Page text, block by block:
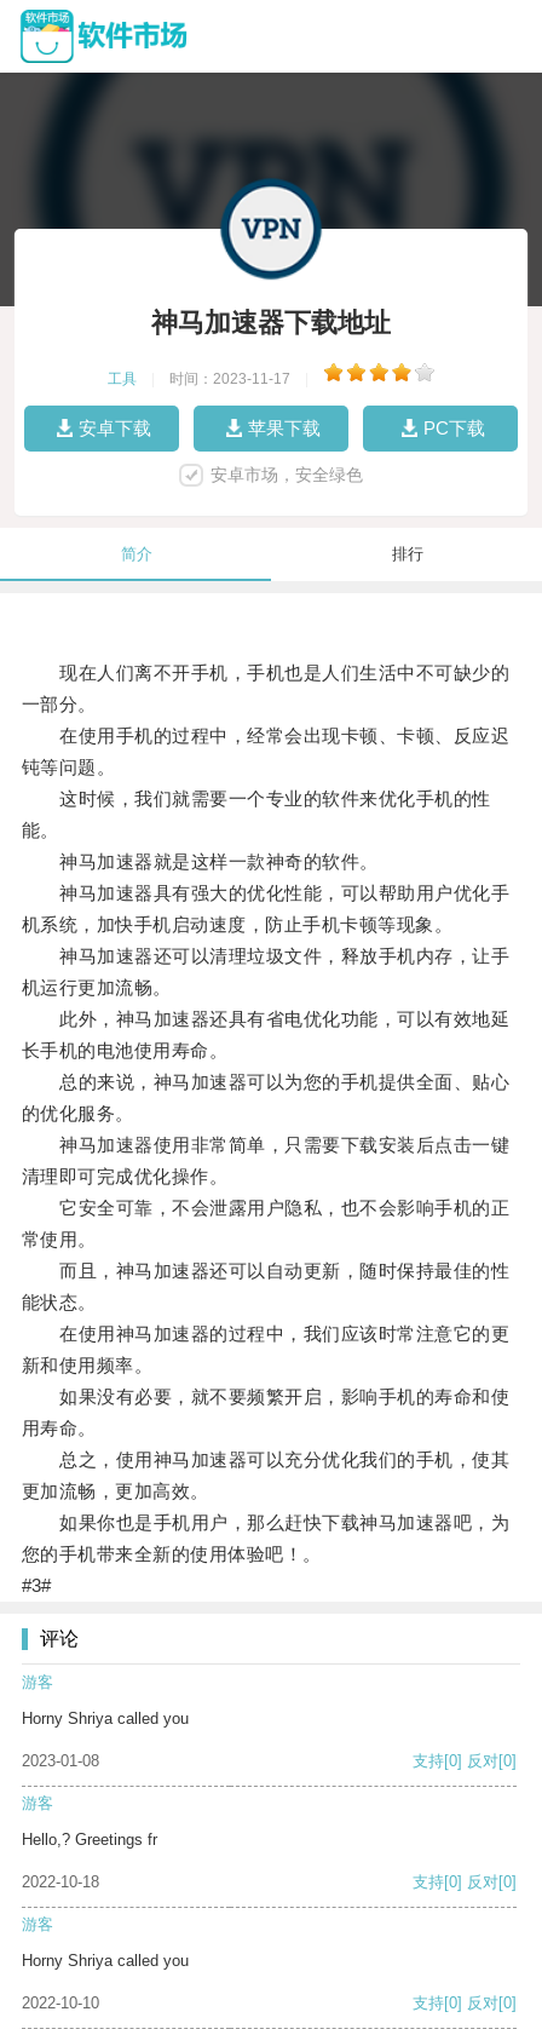
神马加速器下载地址
工具 时间：2023-11-17
安卓下载 苹果下载 PC下载
安卓市场，安全绿色
简介 排行
现在人们离不开手机，手机也是人们生活中不可缺少的
一部分。
在使用手机的过程中，经常会出现卡顿、卡顿、反应迟
钝等问题。
这时候，我们就需要一个专业的软件来优化手机的性
能。
神马加速器就是这样一款神奇的软件。
神马加速器具有强大的优化性能，可以帮助用户优化手
机系统，加快手机启动速度，防止手机卡顿等现象。
神马加速器还可以清理垃圾文件，释放手机内存，让手
机运行更加流畅。
此外，神马加速器还具有省电优化功能，可以有效地延
长手机的电池使用寿命。
总的来说，神马加速器可以为您的手机提供全面、贴心
的优化服务。
神马加速器使用非常简单，只需要下载安装后点击一键
清理即可完成优化操作。
它安全可靠，不会泄露用户隐私，也不会影响手机的正
常使用。
而且，神马加速器还可以自动更新，随时保持最佳的性
能状态。
在使用神马加速器的过程中，我们应该时常注意它的更
新和使用频率。
如果没有必要，就不要频繁开启，影响手机的寿命和使
用寿命。
总之，使用神马加速器可以充分优化我们的手机，使其
更加流畅，更加高效。
如果你也是手机用户，那么赶快下载神马加速器吧，为
您的手机带来全新的使用体验吧！。
#3#
评论
游客
Horny Shriya called you
2023-01-08 支持[0] 反对[0]
游客
Hello,? Greetings fr
2022-10-18 支持[0] 反对[0]
游客
Horny Shriya called you
2022-10-10 支持[0] 反对[0]